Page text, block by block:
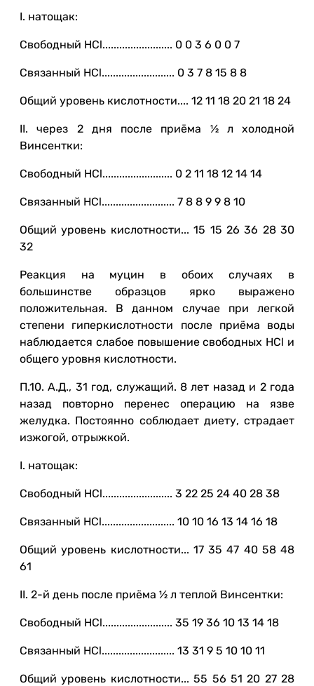
I. натощак:
Свободный HCl......................... 0 0 3 6 0 0 7
Связанный HCl.......................... 0 3 7 8 15 8 8
Общий уровень кислотности.... 12 11 18 20 21 18 24
II. через 2 дня после приёма ½ л холодной
Винсентки:
Свободный HCl......................... 0 2 11 18 12 14 14
Связанный HCl.......................... 7 8 8 9 9 8 10
Общий уровень кислотности... 15 15 26 36 28 30
32
Реакция на муцин в обоих случаях в
большинстве образцов ярко выражено
положительная. В данном случае при легкой
степени гиперкислотности после приёма воды
наблюдается слабое повышение свободных HCl и
общего уровня кислотности.
П.10. А.Д., 31 год, служащий. 8 лет назад и 2 года
назад повторно перенес операцию на язве
желудка. Постоянно соблюдает диету, страдает
изжогой, отрыжкой.
I. натощак:
Свободный HCl......................... 3 22 25 24 40 28 38
Связанный HCl.......................... 10 10 16 13 14 16 18
Общий уровень кислотности... 17 35 47 40 58 48
61
II. 2-й день после приёма ½ л теплой Винсентки:
Свободный HCl......................... 35 19 36 10 13 14 18
Связанный HCl.......................... 13 31 9 5 10 10 11
Общий уровень кислотности... 55 56 51 20 27 28